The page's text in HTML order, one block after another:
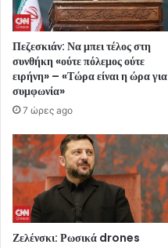
Πεζεσκιάν: Να μπει τέλος στη
συνθήκη «ούτε πόλεμος ούτε
ειρήνη» – «Τώρα είναι η ώρα για
συμφωνία»
7 ώρες ago
Ζελένσκι: Ρωσικά drones